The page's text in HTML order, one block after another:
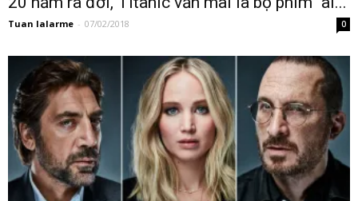
Tuan lalarme - 07/02/2018 0